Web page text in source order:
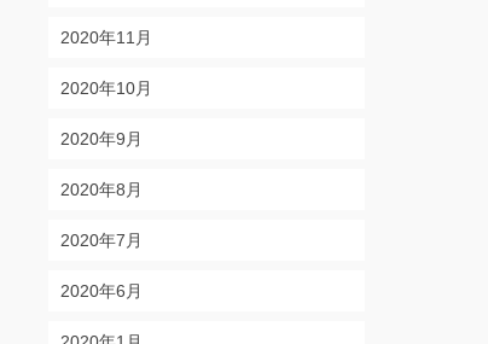
2020年11月
2020年10月
2020年9月
2020年8月
2020年7月
2020年6月